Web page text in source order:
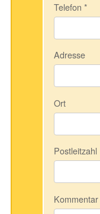
Telefon *
Adresse
Ort
Postleitzahl
Kommentar